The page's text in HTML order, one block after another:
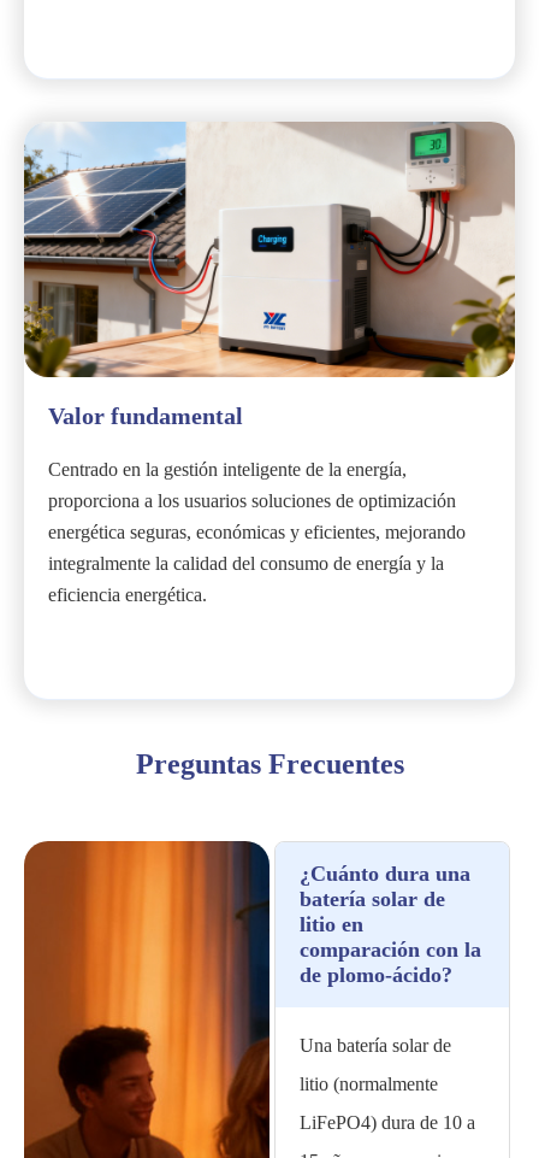
Valor fundamental
Centrado en la gestión inteligente de la energía,
proporciona a los usuarios soluciones de optimización
energética seguras, económicas y eficientes, mejorando
integralmente la calidad del consumo de energía y la
eficiencia energética.
Preguntas Frecuentes
¿Cuánto dura una
batería solar de
litio en
comparación con la
de plomo-ácido?
Una batería solar de
litio (normalmente
LiFePO4) dura de 10 a